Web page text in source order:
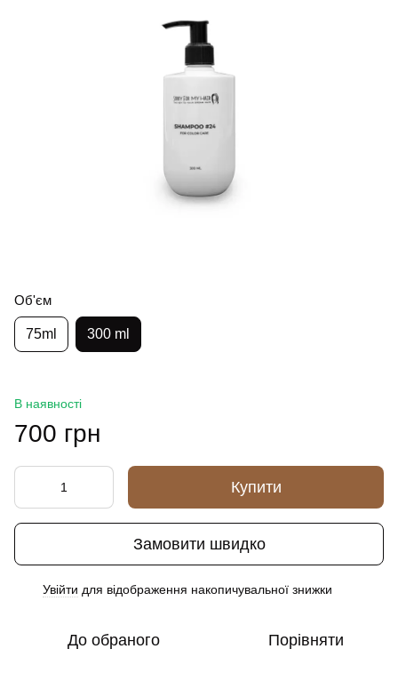
Об'єм
75ml 300 ml
В наявності
700 грн
Купити
Замовити швидко
Увійти для відображення накопичувальної знижки
До обраного Порівняти